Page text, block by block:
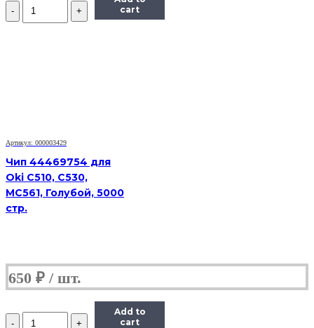
Количество
Чип
страниц
cart
Артикул: 000003429
Чип 44469754 для
Oki C510, C530,
MC561, Голубой, 5000
стр.
650 ₽
Количество
Add to
cart